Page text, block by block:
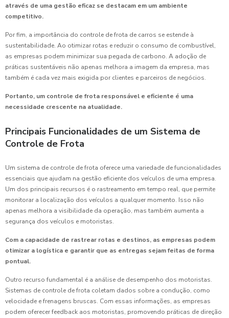
através de uma gestão eficaz se destacam em um ambiente
competitivo.
Por fim, a importância do controle de frota de carros se estende à
sustentabilidade. Ao otimizar rotas e reduzir o consumo de combustível,
as empresas podem minimizar sua pegada de carbono. A adoção de
práticas sustentáveis não apenas melhora a imagem da empresa, mas
também é cada vez mais exigida por clientes e parceiros de negócios.
Portanto, um controle de frota responsável e eficiente é uma
necessidade crescente na atualidade.
Principais Funcionalidades de um Sistema de
Controle de Frota
Um sistema de controle de frota oferece uma variedade de funcionalidades
essenciais que ajudam na gestão eficiente dos veículos de uma empresa.
Um dos principais recursos é o rastreamento em tempo real, que permite
monitorar a localização dos veículos a qualquer momento. Isso não
apenas melhora a visibilidade da operação, mas também aumenta a
segurança dos veículos e motoristas.
Com a capacidade de rastrear rotas e destinos, as empresas podem
otimizar a logística e garantir que as entregas sejam feitas de forma
pontual.
Outro recurso fundamental é a análise de desempenho dos motoristas.
Sistemas de controle de frota coletam dados sobre a condução, como
velocidade e frenagens bruscas. Com essas informações, as empresas
podem oferecer feedback aos motoristas, promovendo práticas de direção